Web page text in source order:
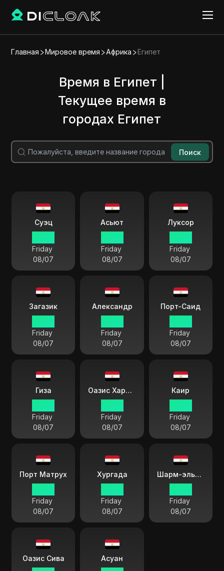
Главная Мировое время Африка Египет
Время в Египет |
Текущее время в
городах Египет
Поиск
Суэц
Friday
08/07
Асьют
Friday
08/07
Луксор
Friday
08/07
Загазик
Friday
08/07
Александр
Friday
08/07
Порт-Саид
Friday
08/07
Гиза
Friday
08/07
Оазис Харриджа
Friday
08/07
Каир
Friday
08/07
Порт Матрух
Friday
08/07
Хургада
Friday
08/07
Шарм-эль-Шейх
Friday
08/07
Оазис Сива Асуан